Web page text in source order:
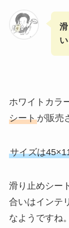
ホワイトカラ
シートが販売
サイズは
滑り止めシー
合いはインテ
なようですね。